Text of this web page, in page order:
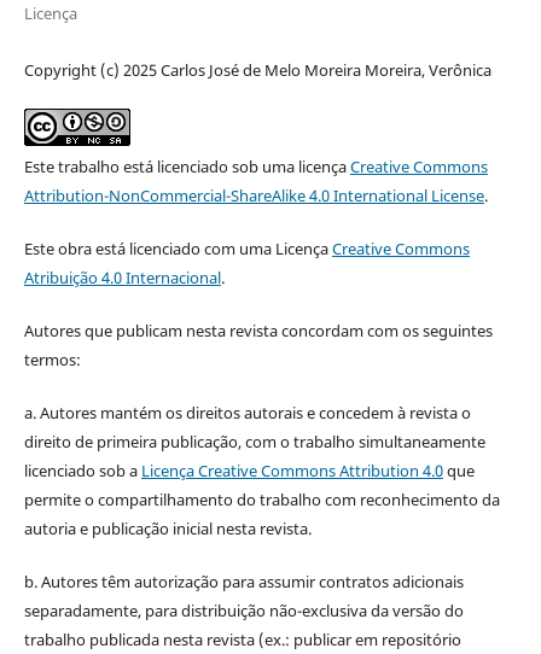
Licença
Copyright (c) 2025 Carlos José de Melo Moreira Moreira, Verônica
Este trabalho está licenciado sob uma licençaCreative Commons
Attribution-NonCommercial-ShareAlike 4.0 International License.
Este obra está licenciado com uma LicençaCreative Commons
Atribuição 4.0 Internacional.
Autores que publicam nesta revista concordam com os seguintes
termos:
a. Autores mantém os direitos autorais e concedem à revista o
direito de primeira publicação, com o trabalho simultaneamente
licenciado sob a Licença Creative Commons Attribution 4.0que
permite o compartilhamento do trabalho com reconhecimento da
autoria e publicação inicial nesta revista.
b. Autores têm autorização para assumir contratos adicionais
separadamente, para distribuição não-exclusiva da versão do
trabalho publicada nesta revista (ex.: publicar em repositório